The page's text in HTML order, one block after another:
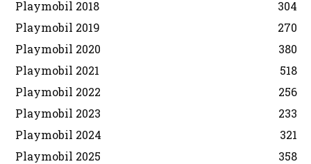
Playmobil 2018
304
Playmobil 2019
270
Playmobil 2020
380
Playmobil 2021
518
Playmobil 2022
256
Playmobil 2023
233
Playmobil 2024
321
Playmobil 2025
358